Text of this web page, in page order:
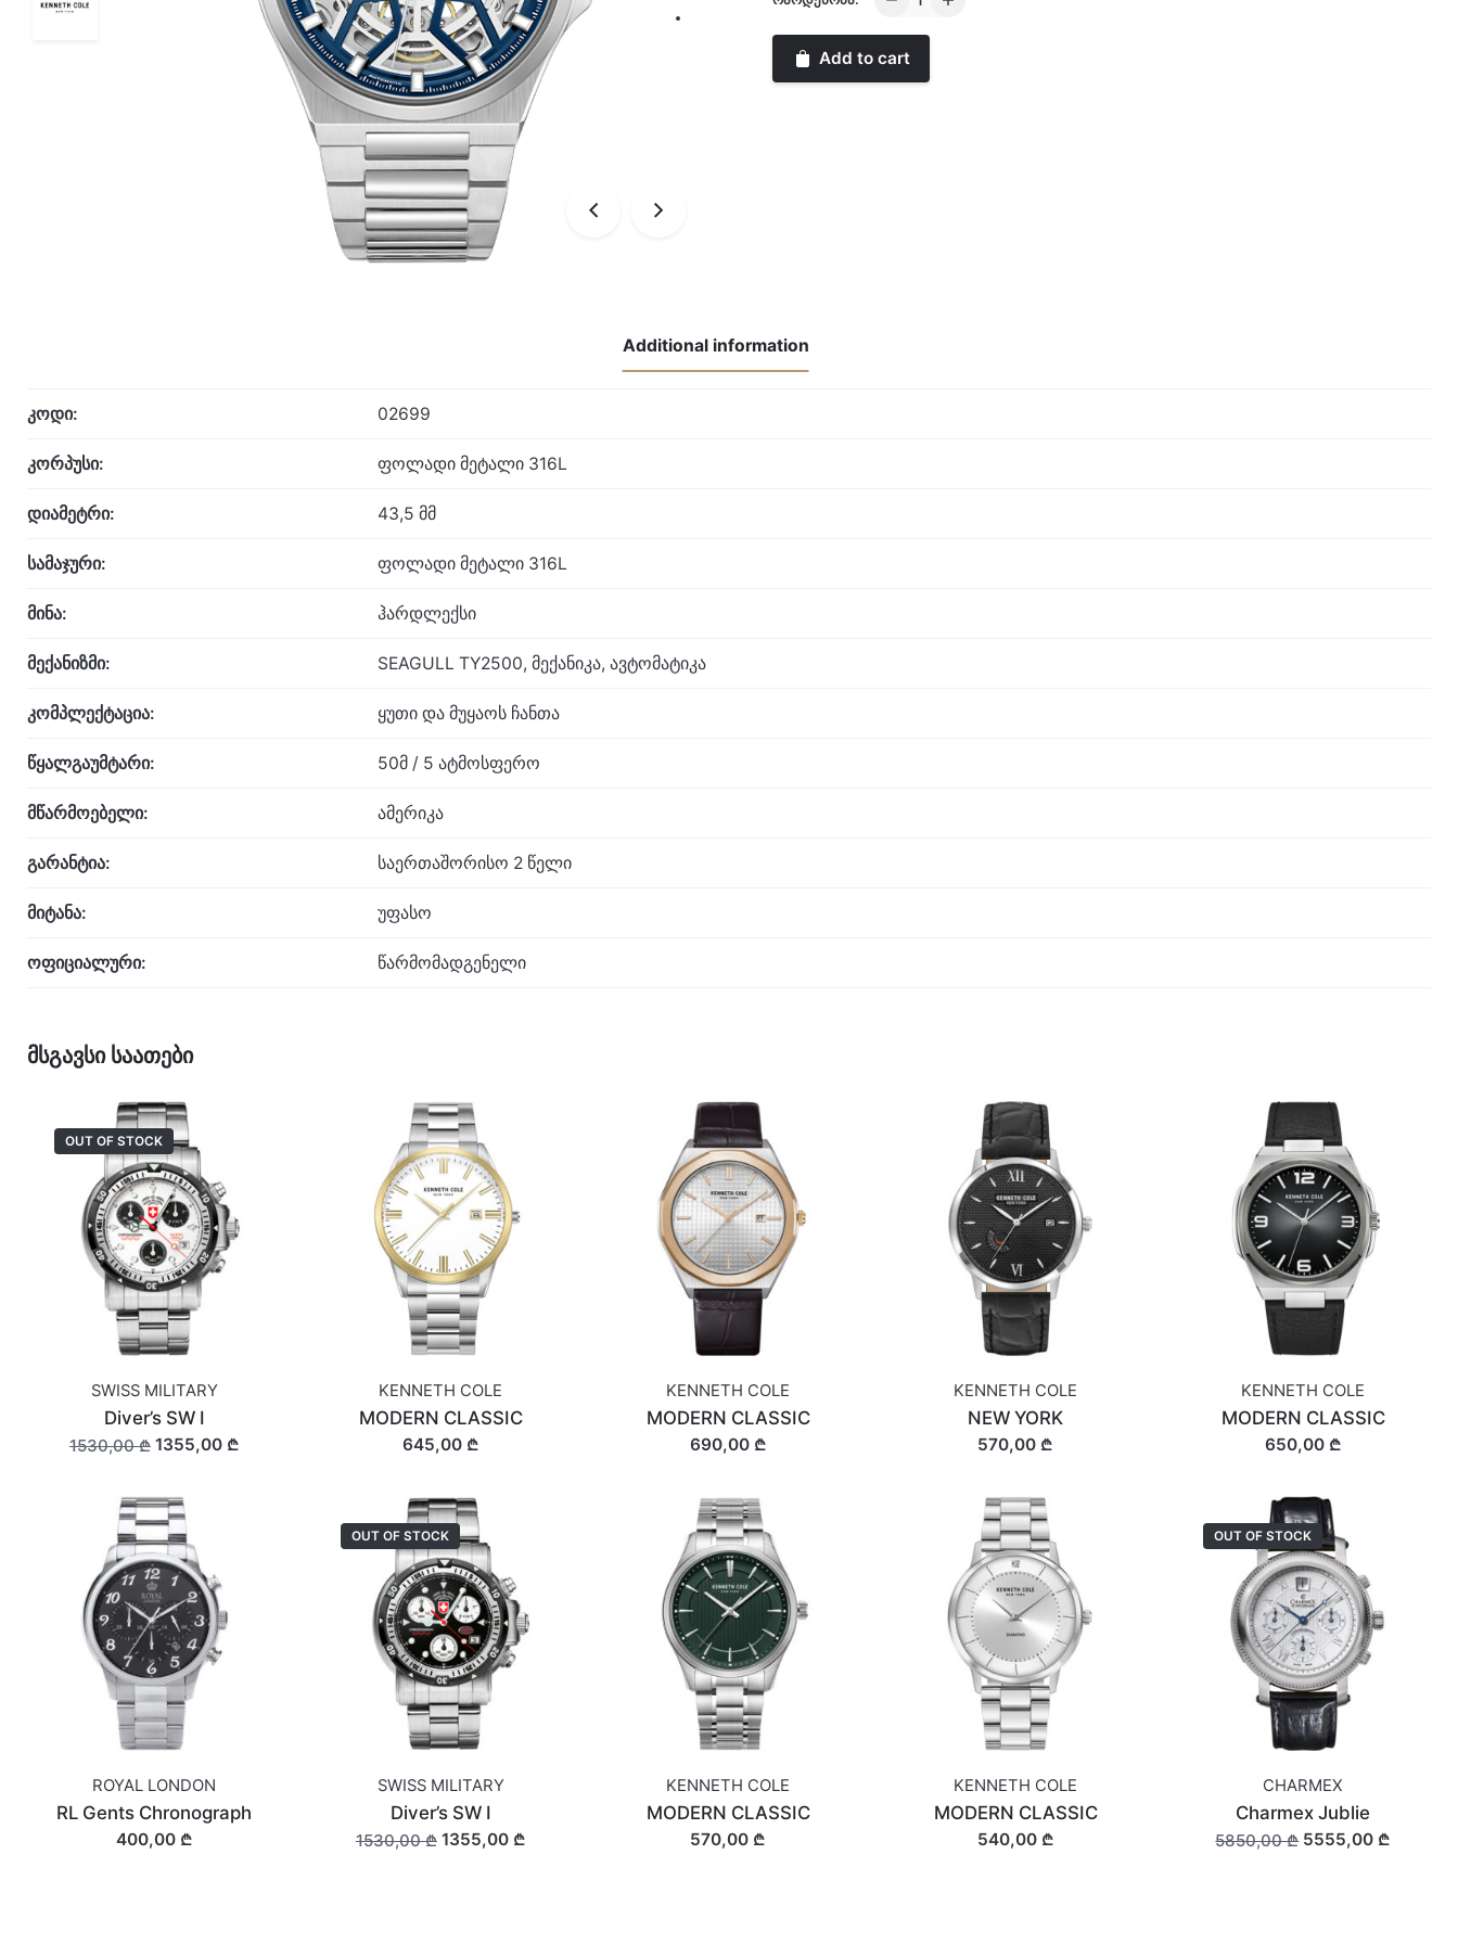
quantity
Add to cart
Additional information
კოდი: 02699
კორპუსი: ფოლადი მეტალი 316L
დიამეტრი: 43,5 მმ
სამაჯური: ფოლადი მეტალი 316L
მინა: ჰარდლექსი
მექანიზმი: SEAGULL TY2500, მექანიკა, ავტომატიკა
კომპლექტაცია: ყუთი და მუყაოს ჩანთა
წყალგაუმტარი: 50მ / 5 ატმოსფერო
მწარმოებელი: ამერიკა
გარანტია: საერთაშორისო 2 წელი
მიტანა: უფასო
ოფიციალური: წარმომადგენელი
მსგავსი საათები
OUT OF STOCK
SWISS MILITARY
Diver’s SW I
1530,00 ₾1355,00 ₾
KENNETH COLE
MODERN CLASSIC
645,00 ₾
KENNETH COLE
MODERN CLASSIC
690,00 ₾
KENNETH COLE
NEW YORK
570,00 ₾
KENNETH COLE
MODERN CLASSIC
650,00 ₾
ROYAL LONDON
RL Gents Chronograph
400,00 ₾
OUT OF STOCK
SWISS MILITARY
Diver’s SW I
1530,00 ₾1355,00 ₾
KENNETH COLE
MODERN CLASSIC
570,00 ₾
KENNETH COLE
MODERN CLASSIC
540,00 ₾
OUT OF STOCK
CHARMEX
Charmex Jublie
5850,00 ₾5555,00 ₾